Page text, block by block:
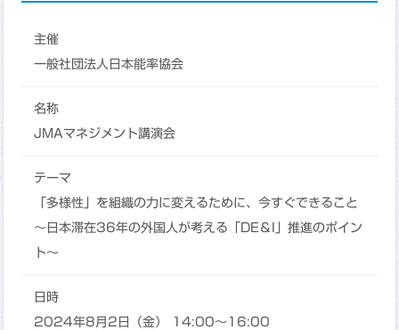
主催
一般社団法人日本能率協会
名称
JMAマネジメント講演会
テーマ
「多様性」を組織の力に変えるために、今すぐできること
～日本滞在36年の外国人が考える「DE＆I」推進のポイン
ト～
日時
2024年8月2日（金） 14:00～16:00